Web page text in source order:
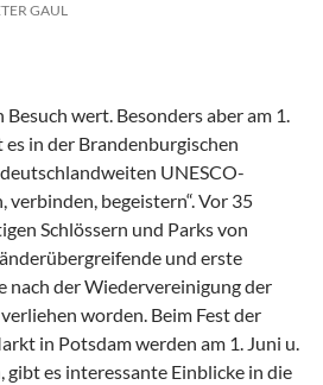
GAUL
wert. Besonders aber am 1.
in der Brandenburgischen
UNESCO-
begeistern“. Vor 35
Schlössern und Parks von
und erste
der Wiedervereinigung der
worden. Beim Fest der
in Potsdam werden am 1. Juni u.
gibt es interessante Einblicke in die